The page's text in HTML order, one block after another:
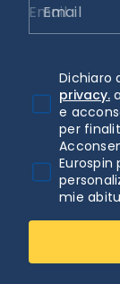
Email
Dichiaro
privacy.
e
per
mie